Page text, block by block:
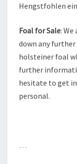
Hengstfohlen
Foal for Sale:
down any
holsteiner foal
further
hesitate to get
personal.
…